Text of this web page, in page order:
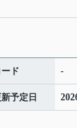
ド -
予定日